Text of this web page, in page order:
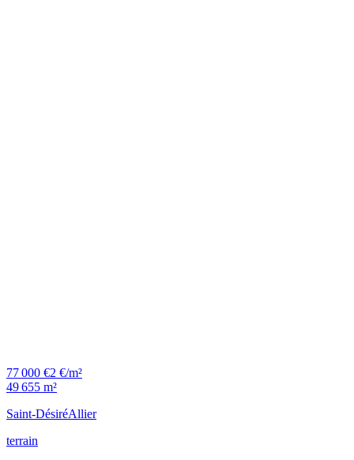
77 000 €2 €/m²
49 655 m²
Saint-DésiréAllier
terrain